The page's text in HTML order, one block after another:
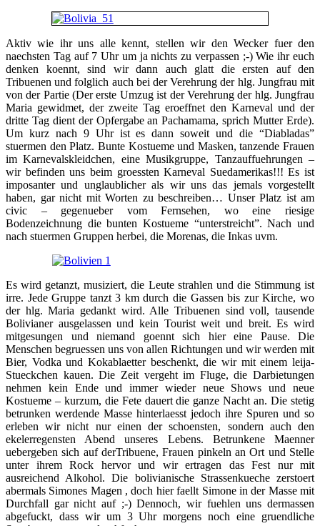
Aktiv wie ihr uns alle kennt, stellen wir den Wecker fuer den
naechsten Tag auf 7 Uhr um ja nichts zu verpassen ;-) Wie ihr euch
denken koennt, sind wir dann auch glatt die ersten auf den
Tribuenen und folglich auch bei der Verehrung der hlg. Jungfrau mit
von der Partie (Der erste Umzug ist der Verehrung der hlg. Jungfrau
Maria gewidmet, der zweite Tag eroeffnet den Karneval und der
dritte Tag dient der Opfergabe an Pachamama, sprich Mutter Erde).
Um kurz nach 9 Uhr ist es dann soweit und die “Diabladas”
stuermen den Platz. Bunte Kostueme und Masken, tanzende Frauen
im Karnevalskleidchen, eine Musikgruppe, Tanzauffuehrungen –
wir befinden uns beim groessten Karneval Suedamerikas!!! Es ist
imposanter und unglaublicher als wir uns das jemals vorgestellt
haben, gar nicht mit Worten zu beschreiben… Unser Platz ist am
civic – gegenueber vom Fernsehen, wo eine riesige
Bodenzeichnung die bunten Kostueme “unterstreicht”. Nach und
nach stuermen Gruppen herbei, die Morenas, die Inkas uvm.
Es wird getanzt, musiziert, die Leute strahlen und die Stimmung ist
irre. Jede Gruppe tanzt 3 km durch die Gassen bis zur Kirche, wo
der hlg. Maria gedankt wird. Alle Tribuenen sind voll, tausende
Bolivianer ausgelassen und kein Tourist weit und breit. Es wird
mitgesungen und niemand goennt sich hier eine Pause. Die
Menschen begruessen uns von allen Richtungen und wir werden mit
Bier, Vodka und Kokablaetter beschenkt, die wir mit einem leija-
Stueckchen kauen. Die Zeit vergeht im Fluge, die Darbietungen
nehmen kein Ende und immer wieder neue Shows und neue
Kostueme – kurzum, die Fete dauert die ganze Nacht an. Die stetig
betrunken werdende Masse hinterlaesst jedoch ihre Spuren und so
erleben wir nicht nur einen der schoensten, sondern auch den
ekelerregensten Abend unseres Lebens. Betrunkene Maenner
uebergeben sich auf derTribuene, Frauen pinkeln an Ort und Stelle
unter ihrem Rock hervor und wir ertragen das Fest nur mit
ausreichend Alkohol. Die bolivianische Strassenkueche zerstoert
abermals Simones Magen , doch hier faellt Simone in der Masse mit
Durchfall gar nicht auf ;-) Dennoch, wir fuehlen uns dermassen
abgefuckt, dass wir um 3 Uhr morgens noch eine gruendliche